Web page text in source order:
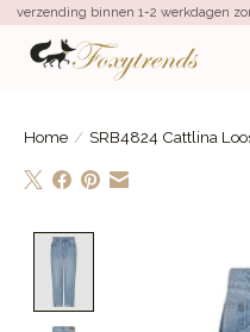
verzending binnen 1-2 werkdagen
Home / SRB4824 Cattlina